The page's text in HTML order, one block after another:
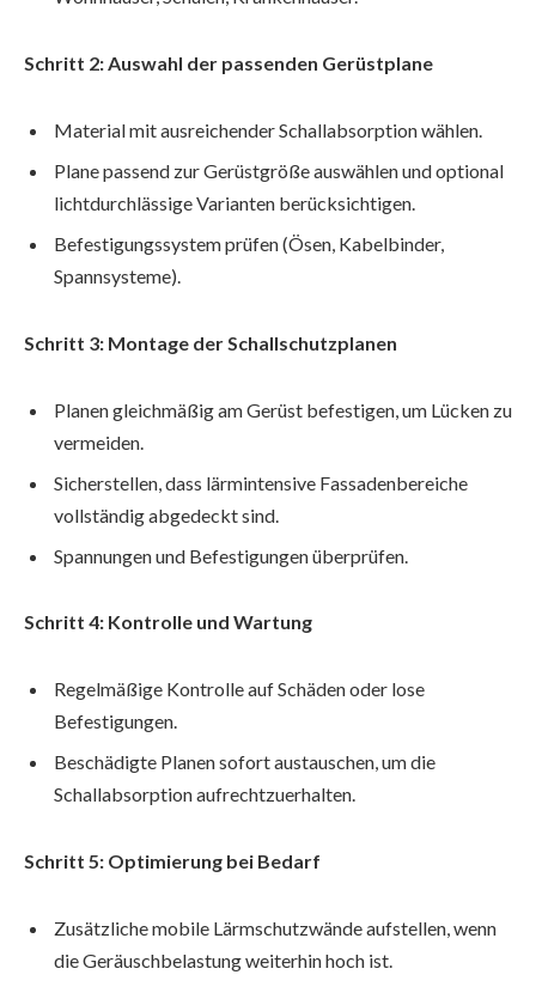
Schritt 2: Auswahl der passenden Gerüstplane
Material mit ausreichender Schallabsorption wählen.
Plane passend zur Gerüstgröße auswählen und optional
lichtdurchlässige Varianten berücksichtigen.
Befestigungssystem prüfen (Ösen, Kabelbinder,
Spannsysteme).
Schritt 3: Montage der Schallschutzplanen
Planen gleichmäßig am Gerüst befestigen, um Lücken zu
vermeiden.
Sicherstellen, dass lärmintensive Fassadenbereiche
vollständig abgedeckt sind.
Spannungen und Befestigungen überprüfen.
Schritt 4: Kontrolle und Wartung
Regelmäßige Kontrolle auf Schäden oder lose
Befestigungen.
Beschädigte Planen sofort austauschen, um die
Schallabsorption aufrechtzuerhalten.
Schritt 5: Optimierung bei Bedarf
Zusätzliche mobile Lärmschutzwände aufstellen, wenn
die Geräuschbelastung weiterhin hoch ist.